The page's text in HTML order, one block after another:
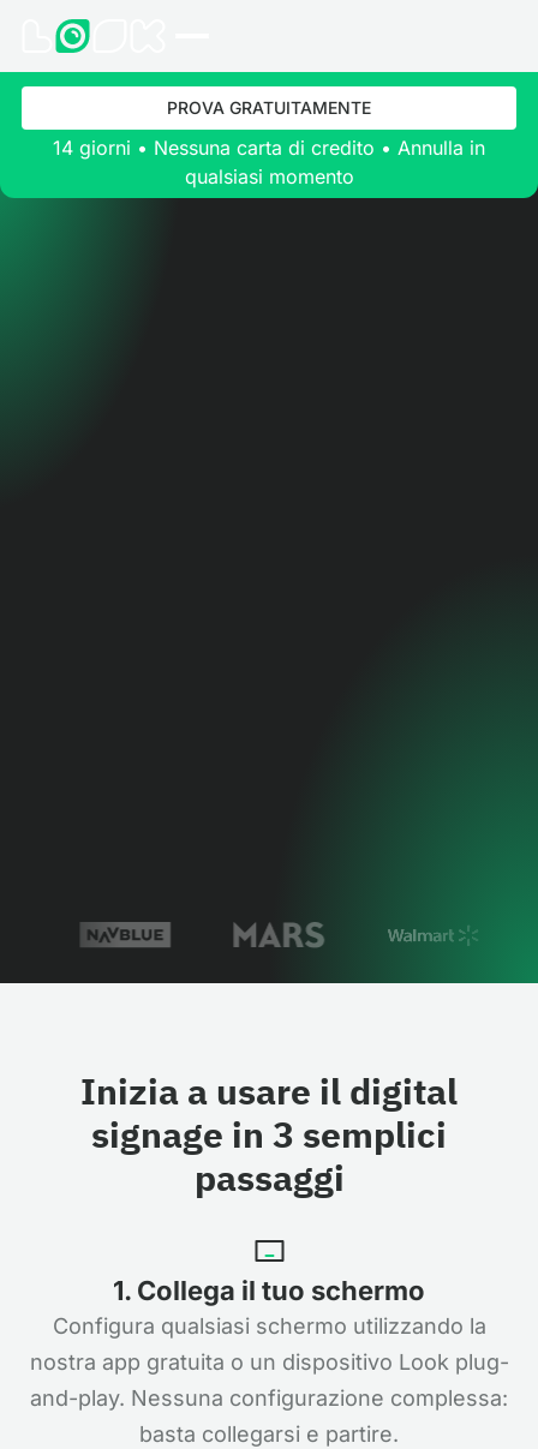
14 giorni • Nessuna carta di credito • Annulla in
qualsiasi momento
Inizia a usare il digital
signage in 3 semplici
passaggi
1. Collega il tuo schermo
Configura qualsiasi schermo utilizzando la
nostra app gratuita o un dispositivo Look plug-
and-play. Nessuna configurazione complessa:
basta collegarsi e partire.